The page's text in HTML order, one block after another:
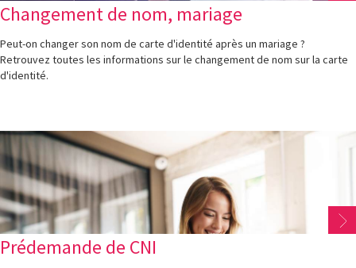
Changement de nom, mariage
Peut-on changer son nom de carte d'identité après un mariage ?
Retrouvez toutes les informations sur le changement de nom sur la carte
d'identité.
Prédemande de CNI